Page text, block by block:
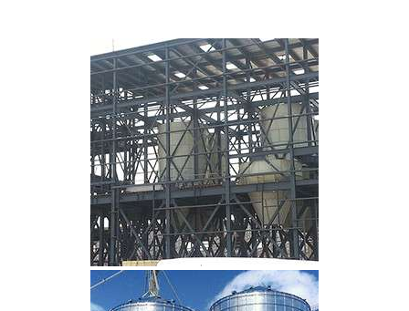
CLIQUEZ POUR AGRANDIR